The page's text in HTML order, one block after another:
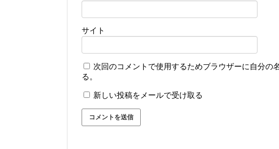
サイト
次回のコメントで使用するためブラウザーに自分の
る。
新しい投稿をメールで受け取る